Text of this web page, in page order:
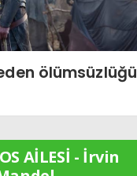
ölümsüzlüğü
AİLESİ - İrvin